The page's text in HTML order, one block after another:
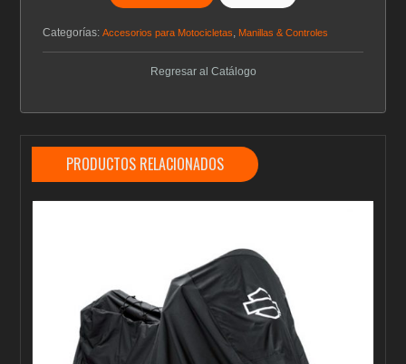
Categorías:Accesorios para Motocicletas Manillas & Controles
Regresar al Catálogo
PRODUCTOS RELACIONADOS